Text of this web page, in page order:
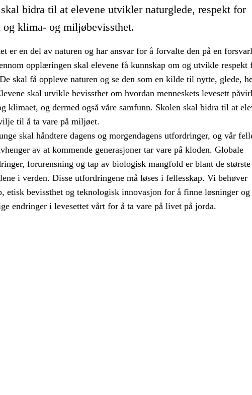
bidra til at elevene utvikler naturglede, respekt for
og klima- og miljøbevissthet.
er en del av naturen og har ansvar for å forvalte den på en
opplæringen skal elevene få kunnskap om og utvikle respekt
skal få oppleve naturen og se den som en kilde til nytte, glede,
skal utvikle bevissthet om hvordan menneskets levesett
klimaet, og dermed også våre samfunn. Skolen skal bidra til at
til å ta vare på miljøet.
skal håndtere dagens og morgendagens utfordringer, og vår
av at kommende generasjoner tar vare på kloden. Globale
forurensning og tap av biologisk mangfold er blant de største
i verden. Disse utfordringene må løses i fellesskap. Vi behøver
etisk bevissthet og teknologisk innovasjon for å finne løsninger
endringer i levesettet vårt for å ta vare på livet på jorda.